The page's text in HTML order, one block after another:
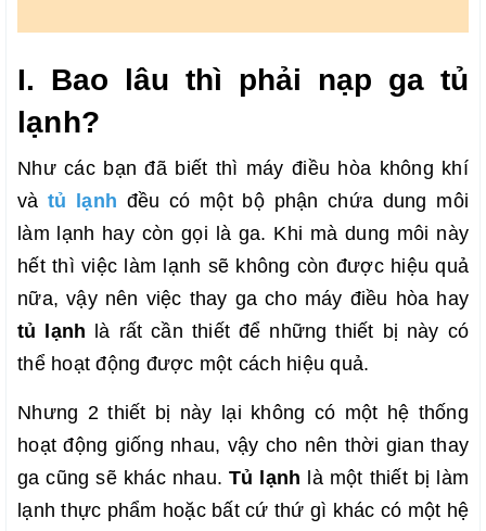
I. Bao lâu thì phải nạp ga tủ
lạnh?
Như các bạn đã biết thì máy điều hòa không khí
vàtủ lạnh đều có một bộ phận chứa dung môi
làm lạnh hay còn gọi là ga. Khi mà dung môi này
hết thì việc làm lạnh sẽ không còn được hiệu quả
nữa, vậy nên việc thay ga cho máy điều hòa hay
tủ lạnh là rất cần thiết để những thiết bị này có
thể hoạt động được một cách hiệu quả.
Nhưng 2 thiết bị này lại không có một hệ thống
hoạt động giống nhau, vậy cho nên thời gian thay
ga cũng sẽ khác nhau.Tủ lạnh là một thiết bị làm
lạnh thực phẩm hoặc bất cứ thứ gì khác có một hệ